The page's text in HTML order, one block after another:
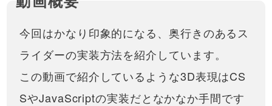
今回はかなり印象的になる、奥行きのあるス
ライダーの実装方法を紹介しています。
この動画で紹介しているような3D表現はCS
SやJavaScriptの実装だとなかなか手間です